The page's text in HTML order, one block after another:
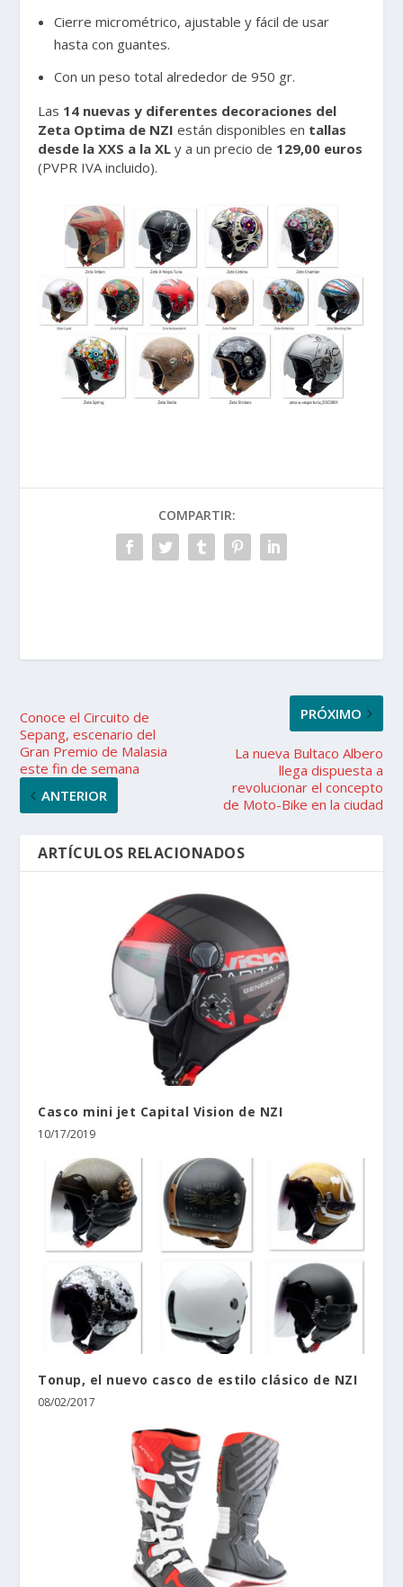
Cierre micrométrico, ajustable y fácil de usar
hasta con guantes.
Con un peso total alrededor de 950 gr.
Las 14 nuevas y diferentes decoraciones del
Zeta Optima de NZI están disponibles en tallas
desde la XXS a la XL y a un precio de 129,00 euros
(PVPR IVA incluido).
COMPARTIR:
Conoce el Circuito de
Sepang, escenario del
Gran Premio de Malasia
este fin de semana
ANTERIOR
PRÓXIMO
La nueva Bultaco Albero
llega dispuesta a
revolucionar el concepto
de Moto-Bike en la ciudad
ARTÍCULOS RELACIONADOS
Casco mini jet Capital Vision de NZI
10/17/2019
Tonup, el nuevo casco de estilo clásico de NZI
08/02/2017